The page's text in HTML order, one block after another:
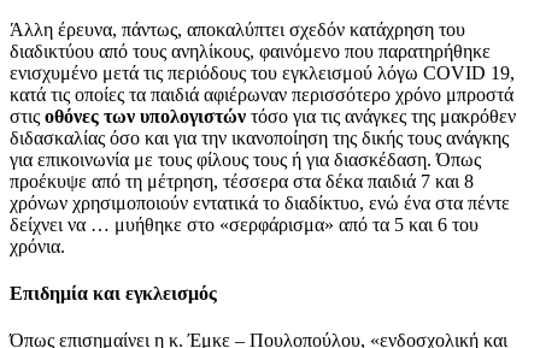
Άλλη έρευνα, πάντως, αποκαλύπτει σχεδόν κατάχρηση του
διαδικτύου από τους ανηλίκους, φαινόμενο που παρατηρήθηκε
ενισχυμένο μετά τις περιόδους του εγκλεισμού λόγω COVID 19,
κατά τις οποίες τα παιδιά αφιέρωναν περισσότερο χρόνο μπροστά
στις οθόνες των υπολογιστών τόσο για τις ανάγκες της μακρόθεν
διδασκαλίας όσο και για την ικανοποίηση της δικής τους ανάγκης
για επικοινωνία με τους φίλους τους ή για διασκέδαση. Όπως
προέκυψε από τη μέτρηση, τέσσερα στα δέκα παιδιά 7 και 8
χρόνων χρησιμοποιούν εντατικά το διαδίκτυο, ενώ ένα στα πέντε
δείχνει να … μυήθηκε στο «σερφάρισμα» από τα 5 και 6 του
χρόνια.
Επιδημία και εγκλεισμός
Όπως επισημαίνει η κ. Έμκε – Πουλοπούλου, «ενδοσχολική και